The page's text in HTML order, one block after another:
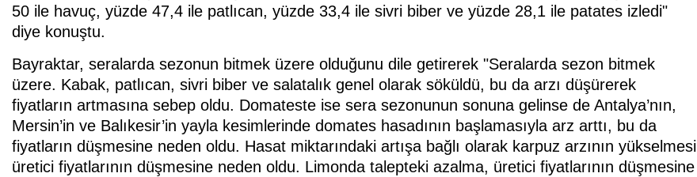
50 ile havuç, yüzde 47,4 ile patlıcan, yüzde 33,4 ile sivri biber ve yüzde 28,1 ile patates izledi"
diye konuştu.
Bayraktar, seralarda sezonun bitmek üzere olduğunu dile getirerek "Seralarda sezon bitmek
üzere. Kabak, patlıcan, sivri biber ve salatalık genel olarak söküldü, bu da arzı düşürerek
fiyatların artmasına sebep oldu. Domateste ise sera sezonunun sonuna gelinse de Antalya’nın,
Mersin’in ve Balıkesir’in yayla kesimlerinde domates hasadının başlamasıyla arz arttı, bu da
fiyatların düşmesine neden oldu. Hasat miktarındaki artışa bağlı olarak karpuz arzının yükselmesi
üretici fiyatlarının düşmesine neden oldu. Limonda talepteki azalma, üretici fiyatlarının düşmesine